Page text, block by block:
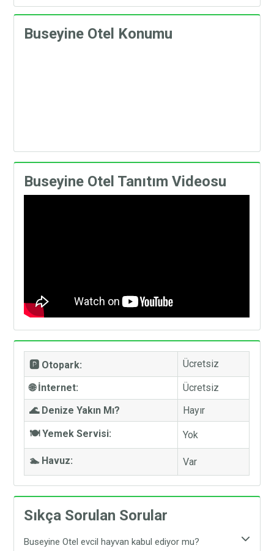
Buseyine Otel Konumu
Buseyine Otel Tanıtım Videosu
🅿️ Otopark: Ücretsiz
🌐 İnternet:
Ücretsiz
🌊 Denize Yakın Mı?
Hayır
🍽️ Yemek Servisi:
Yok
🏊 Havuz: Var
Sıkça Sorulan Sorular
Buseyine Otel evcil hayvan kabul ediyor mu?